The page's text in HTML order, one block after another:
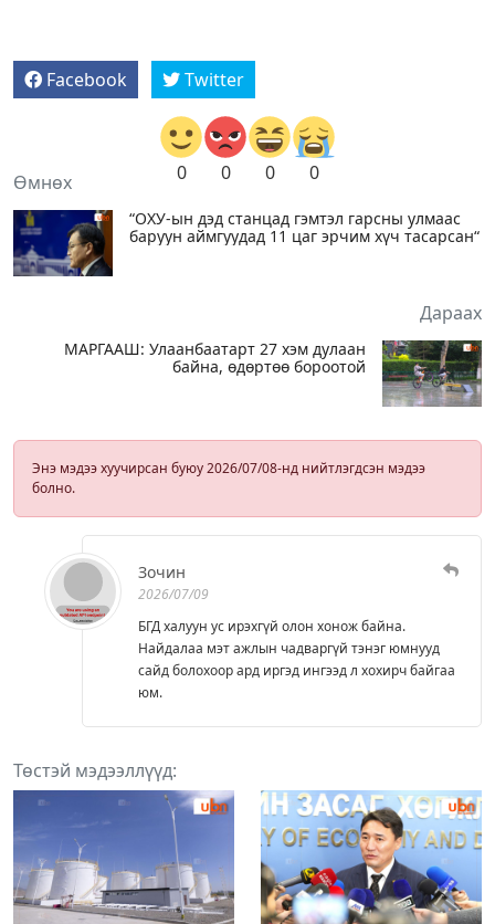
Facebook Twitter
0 0 0 0
Өмнөх
“ОХУ-ын дэд станцад гэмтэл гарсны улмаас
баруун аймгуудад 11 цаг эрчим хүч тасарсан“
Дараах
МАРГААШ: Улаанбаатарт 27 хэм дулаан
байна, өдөртөө бороотой
Энэ мэдээ хуучирсан буюу 2026/07/08-нд нийтлэгдсэн мэдээ
болно.
Зочин
2026/07/09
БГД халуун ус ирэхгүй олон хонож байна.
Найдалаа мэт ажлын чадваргүй тэнэг юмнууд
сайд болохоор ард иргэд ингээд л хохирч байгаа
юм.
Төстэй мэдээллүүд: